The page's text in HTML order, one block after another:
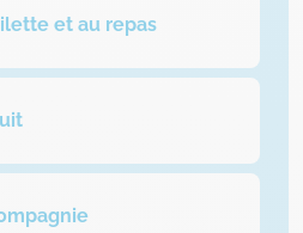
et au repas